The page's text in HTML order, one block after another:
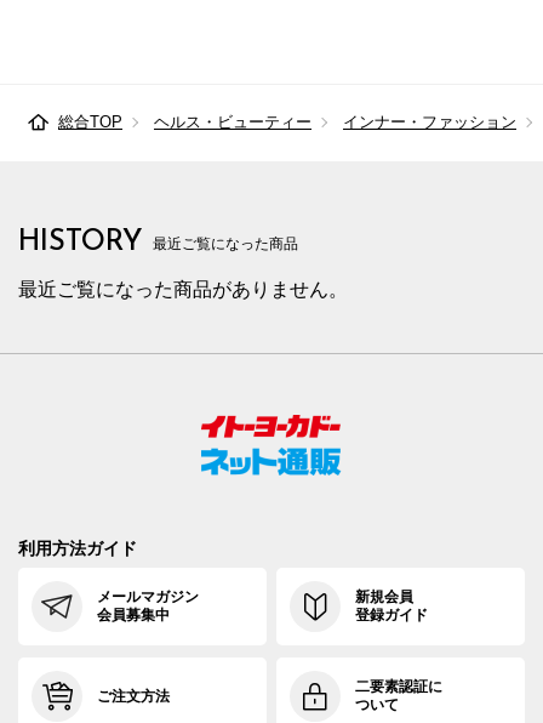
総合TOP ヘルス・ビューティー インナー・ファッション
HISTORY 最近ご覧になった商品
最近ご覧になった商品がありません。
利用方法ガイド
メールマガジン
会員募集中
新規会員
登録ガイド
ご注文方法
二要素認証に
ついて